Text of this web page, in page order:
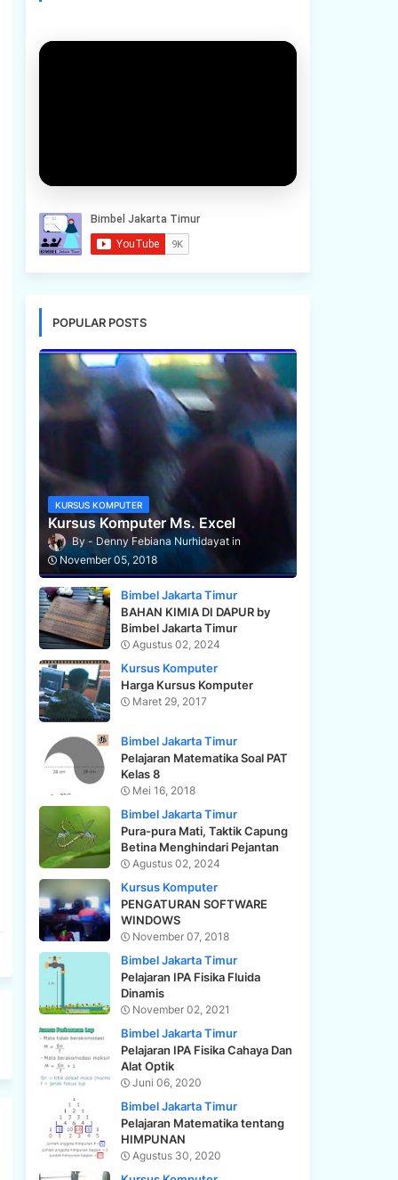
POPULAR POSTS
KURSUS KOMPUTER
Kursus Komputer Ms. Excel
Denny Febiana Nurhidayat
November 05, 2018
Bimbel Jakarta Timur
BAHAN KIMIA DI DAPUR by
Bimbel Jakarta Timur
Agustus 02, 2024
Kursus Komputer
Harga Kursus Komputer
Maret 29, 2017
Bimbel Jakarta Timur
Pelajaran Matematika Soal PAT
Kelas 8
Mei 16, 2018
Bimbel Jakarta Timur
Pura-pura Mati, Taktik Capung
Betina Menghindari Pejantan
Agustus 02, 2024
Kursus Komputer
PENGATURAN SOFTWARE
WINDOWS
November 07, 2018
Bimbel Jakarta Timur
Pelajaran IPA Fisika Fluida
Dinamis
November 02, 2021
Bimbel Jakarta Timur
Pelajaran IPA Fisika Cahaya Dan
Alat Optik
Juni 06, 2020
Bimbel Jakarta Timur
Pelajaran Matematika tentang
HIMPUNAN
Agustus 30, 2020